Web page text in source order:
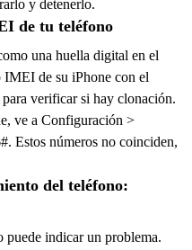
y detenerlo.
de tu teléfono
una huella digital en el
de su iPhone con el
verificar si hay clonación.
ve a Configuración >
Estos números no coinciden,
del teléfono:
indicar un problema.